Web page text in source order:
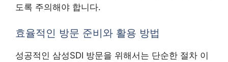
도록 주의해야 합니다.
효율적인 방문 준비와 활용 방법
성공적인 삼성SDI 방문을 위해서는 단순한 절차 이